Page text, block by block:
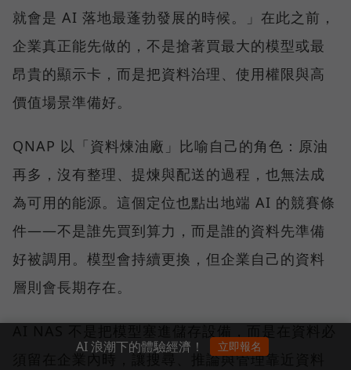
就會是 AI 落地最蓬勃發展的時候。」在此之前，
企業真正能先做的，不是搶著買最大的模型或最
昂貴的顯示卡，而是把資料治理、使用權限與高
價值場景準備好。
QNAP 以「資料煉油廠」比喻自己的角色：原油
再多，沒有整理、提煉與配送的過程，也無法成
為可用的能源。這個定位也點出地端 AI 的競賽條
件——不是誰先買到算力，而是誰的資料先準備
好被調用。模型會持續更換，但企業自己的資料
層則會長期存在。
須留在企業內時，讓搜尋、推論與管理靠近資料
AI 浪潮下的體驗經濟！ 立即報名